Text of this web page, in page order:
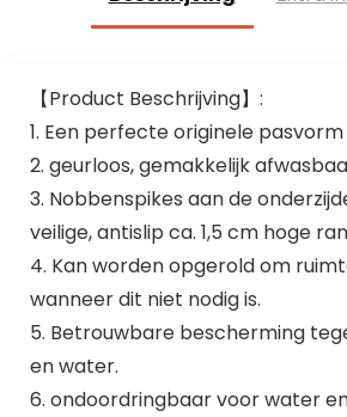
【Product Beschrijving】:
1. Een perfecte originele
2. geurloos, gemakkelijk
3. Nobbenspikes aan de
veilige, antislip ca. 1,5 cm hoge
4. Kan worden opgerold om
wanneer dit niet nodig is.
5. Betrouwbare bescherming
en water.
6. ondoordringbaar voor water